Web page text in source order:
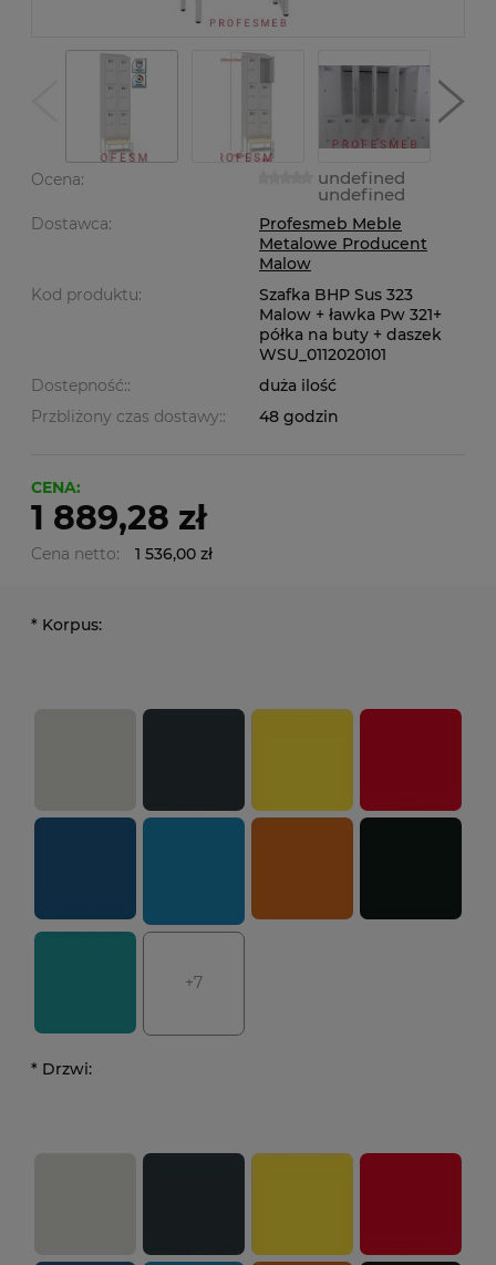
Ocena: undefined
undefined
Dostawca:
Profesmeb Meble
Metalowe Producent
Malow
Kod produktu:
Szafka BHP Sus 323
Malow + ławka Pw 321+
półka na buty + daszek
WSU_0112020101
Dostepność::
duża ilość
Przbliżony czas dostawy::
48 godzin
CENA:
1 889,28 zł
Cena netto: 1 536,00 zł
* Korpus:
+7
* Drzwi: